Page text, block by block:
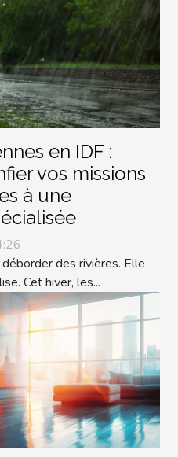
en IDF :
vos missions
à une
des rivières. Elle
Cet hiver, les...